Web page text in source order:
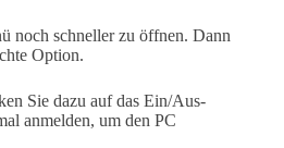
noch schneller zu öffnen. Dann
Option.
Sie dazu auf das Ein/Aus-
anmelden, um den PC